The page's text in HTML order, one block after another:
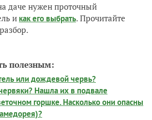
даче нужен проточный
и как его выбрать. Прочитайте
полезным:
или дождевой червь?
Нашла их в подвале
горшке. Насколько они опасны